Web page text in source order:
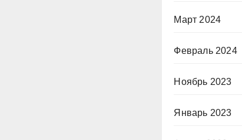
Март 2024
Февраль 2024
Ноябрь 2023
Январь 2023